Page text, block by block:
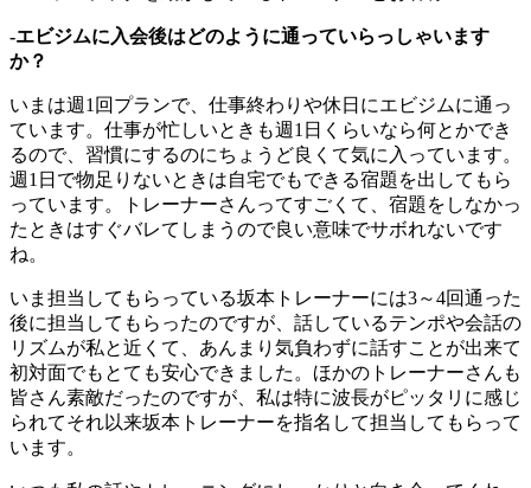
-エビジムに入会後はどのように通っていらっしゃいます
か？
いまは週1回プランで、仕事終わりや休日にエビジムに通っ
ています。仕事が忙しいときも週1日くらいなら何とかでき
るので、習慣にするのにちょうど良くて気に入っています。
週1日で物足りないときは自宅でもできる宿題を出してもら
っています。トレーナーさんってすごくて、宿題をしなかっ
たときはすぐバレてしまうので良い意味でサボれないです
ね。
いま担当してもらっている坂本トレーナーには3～4回通った
後に担当してもらったのですが、話しているテンポや会話の
リズムが私と近くて、あんまり気負わずに話すことが出来て
初対面でもとても安心できました。ほかのトレーナーさんも
皆さん素敵だったのですが、私は特に波長がピッタリに感じ
られてそれ以来坂本トレーナーを指名して担当してもらって
います。